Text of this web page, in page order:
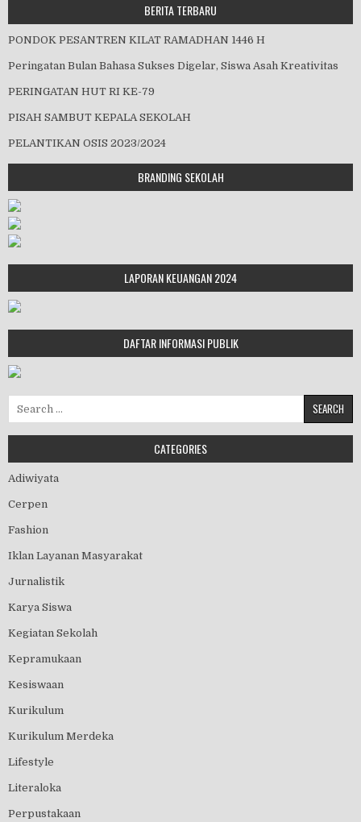
BERITA TERBARU
PONDOK PESANTREN KILAT RAMADHAN 1446 H
Peringatan Bulan Bahasa Sukses Digelar, Siswa Asah Kreativitas
PERINGATAN HUT RI KE-79
PISAH SAMBUT KEPALA SEKOLAH
PELANTIKAN OSIS 2023/2024
BRANDING SEKOLAH
LAPORAN KEUANGAN 2024
DAFTAR INFORMASI PUBLIK
CATEGORIES
Adiwiyata
Cerpen
Fashion
Iklan Layanan Masyarakat
Jurnalistik
Karya Siswa
Kegiatan Sekolah
Kepramukaan
Kesiswaan
Kurikulum
Kurikulum Merdeka
Lifestyle
Literaloka
Perpustakaan